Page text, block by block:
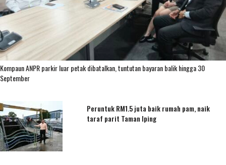
Kompaun ANPR parkir luar petak dibatalkan, tuntutan bayaran balik hingga 30
September
Peruntuk RM1.5 juta baik rumah pam, naik
taraf parit Taman Iping